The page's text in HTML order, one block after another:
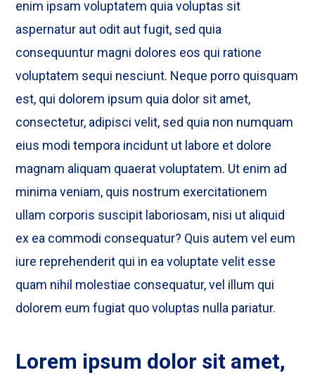
enim ipsam voluptatem quia voluptas sit
aspernatur aut odit aut fugit, sed quia
consequuntur magni dolores eos qui ratione
voluptatem sequi nesciunt. Neque porro quisquam
est, qui dolorem ipsum quia dolor sit amet,
consectetur, adipisci velit, sed quia non numquam
eius modi tempora incidunt ut labore et dolore
magnam aliquam quaerat voluptatem. Ut enim ad
minima veniam, quis nostrum exercitationem
ullam corporis suscipit laboriosam, nisi ut aliquid
ex ea commodi consequatur? Quis autem vel eum
iure reprehenderit qui in ea voluptate velit esse
quam nihil molestiae consequatur, vel illum qui
dolorem eum fugiat quo voluptas nulla pariatur.
Lorem ipsum dolor sit amet,